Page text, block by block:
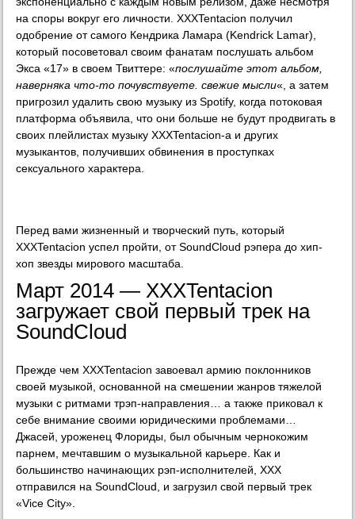
на споры вокруг его личности. XXXTentacion получил
одобрение от самого Кендрика Ламара (Kendrick Lamar),
который посоветовал своим фанатам послушать альбом
Экса «17» в своем Твиттере: «послушайте этот альбом,
наверняка что-то почувствуете. свежие мысли«, а затем
пригрозил удалить свою музыку из Spotify, когда потоковая
платформа объявила, что они больше не будут продвигать в
своих плейлистах музыку XXXTentacion-а и других
музыкантов, получивших обвинения в проступках
сексуального характера.
Перед вами жизненный и творческий путь, который
XXXTentacion успел пройти, от SoundCloud рэпера до хип-
хоп звезды мирового масштаба.
Март 2014 — XXXTentacion
загружает свой первый трек на
SoundCloud
Прежде чем XXXTentacion завоевал армию поклонников
своей музыкой, основанной на смешении жанров тяжелой
музыки с ритмами трэп-направления… а также приковал к
себе внимание своими юридическими проблемами…
Джасей, уроженец Флориды, был обычным чернокожим
парнем, мечтавшим о музыкальной карьере. Как и
большинство начинающих рэп-исполнителей, XXX
отправился на SoundCloud, и загрузил свой первый трек
«Vice City».